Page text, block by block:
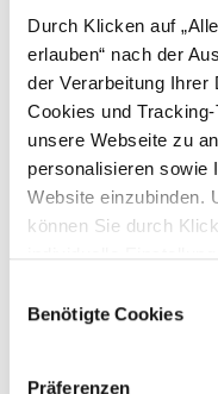
Durch Klicken auf
erlauben“ nach der
der Verarbeitung Ihrer
Cookies und
unsere Webseite zu
personalisieren sowie
Website einzubinden.
können Sie durch
Einwilligung erteilen.
auch später jederzeit
Benötigte Cookies
Präferenzen
Über Uns